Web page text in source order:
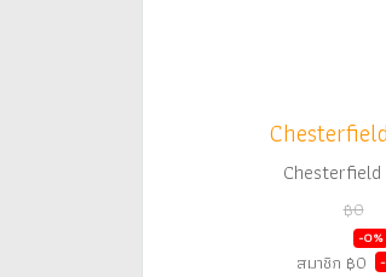
฿0
-0%
สมาชิก ฿0